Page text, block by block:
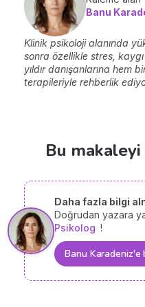
Banu
Klinik psikoloji alanında
sonra özellikle stres,
yıldır danışanlarına hem
terapileriyle rehberlik
Bu
Daha fazla bilgi
Doğrudan yazara
Psikolog !
Banu Karadeniz'e